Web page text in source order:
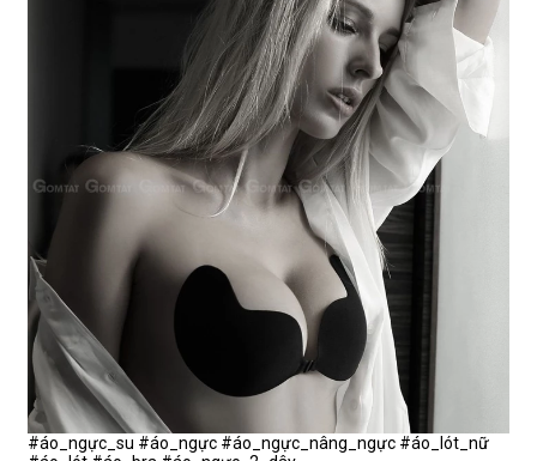
#áo_ngực_su #áo_ngực #áo_ngực_nâng_ngực #áo_lót_nữ